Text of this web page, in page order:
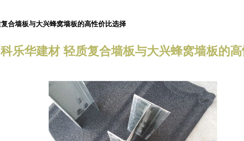
合墙板与大兴蜂窝墙板的高性价比选择
乐华建材 轻质复合墙板与大兴蜂窝墙板的